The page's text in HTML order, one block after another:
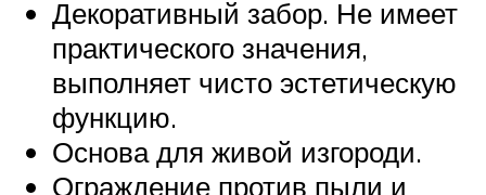
Декоративный забор. Не имеет
практического значения,
выполняет чисто эстетическую
функцию.
Основа для живой изгороди.
Ограждение против пыли и